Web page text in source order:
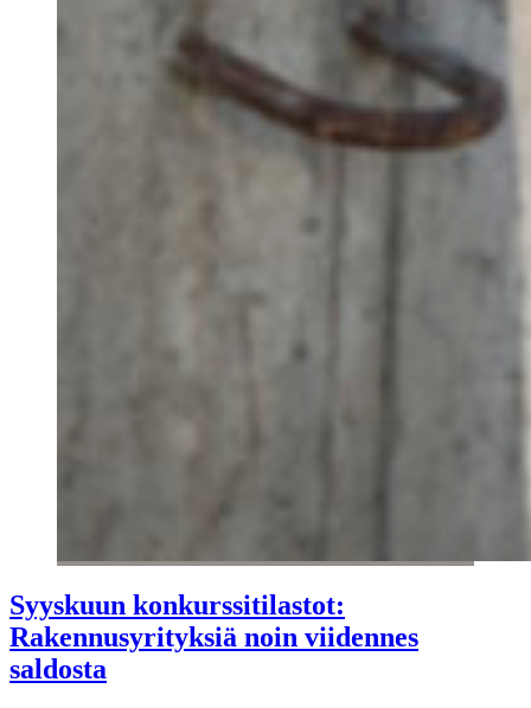
Syyskuun konkurssitilastot:
Rakennusyrityksiä noin viidennes
saldosta